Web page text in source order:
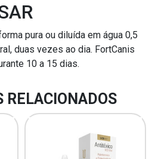
pura ou diluída em água 0,5
duas vezes ao dia. FortCanis
10 a 15 dias.
RELACIONADOS